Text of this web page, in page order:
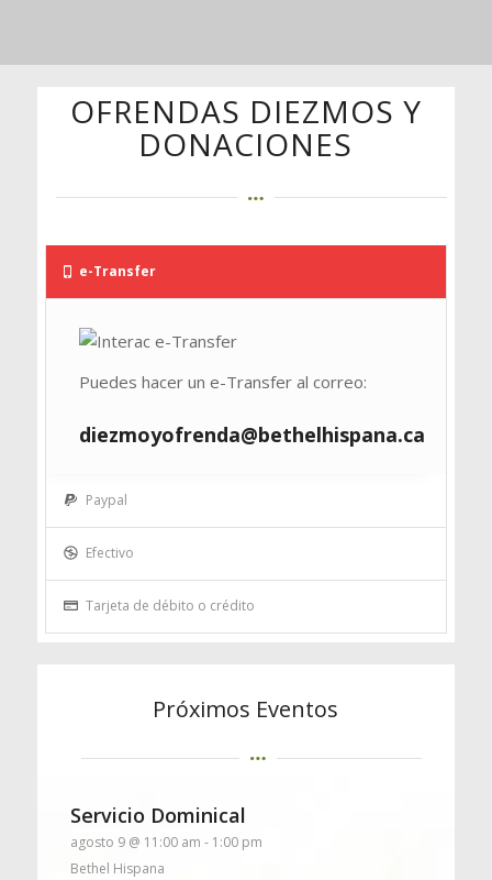
OFRENDAS DIEZMOS Y
DONACIONES
e-Transfer
Puedes hacer un e-Transfer al correo:
diezmoyofrenda@bethelhispana.ca
Paypal
Efectivo
Tarjeta de débito o crédito
Próximos Eventos
Servicio Dominical
agosto 9 @ 11:00 am - 1:00 pm
Bethel Hispana